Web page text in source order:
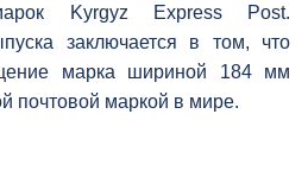
Kyrgyz Express Post.
заключается в том, что
марка шириной 184 мм
почтовой маркой в мире.